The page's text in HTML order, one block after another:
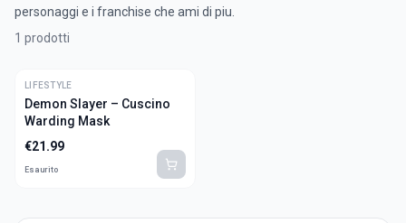
personaggi e i franchise che ami di piu.
1 prodotti
LIFESTYLE
Demon Slayer – Cuscino
Warding Mask
€21.99
Esaurito